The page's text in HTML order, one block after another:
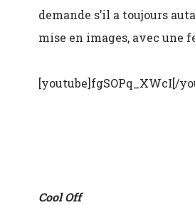
demande s’il a toujours
mise en images, avec une
[youtube]fgSOPq_XWcI[/
Cool Off